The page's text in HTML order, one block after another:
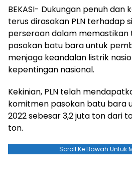
BEKASI- Dukungan penuh
terus dirasakan PLN terhadap
perseroan dalam memastikan
pasokan batu bara untuk
menjaga keandalan listrik
kepentingan nasional.
Kekinian, PLN telah
komitmen pasokan batu bara
2022 sebesar 3,2 juta ton dari
ton.
Scroll Ke Bawah Untuk